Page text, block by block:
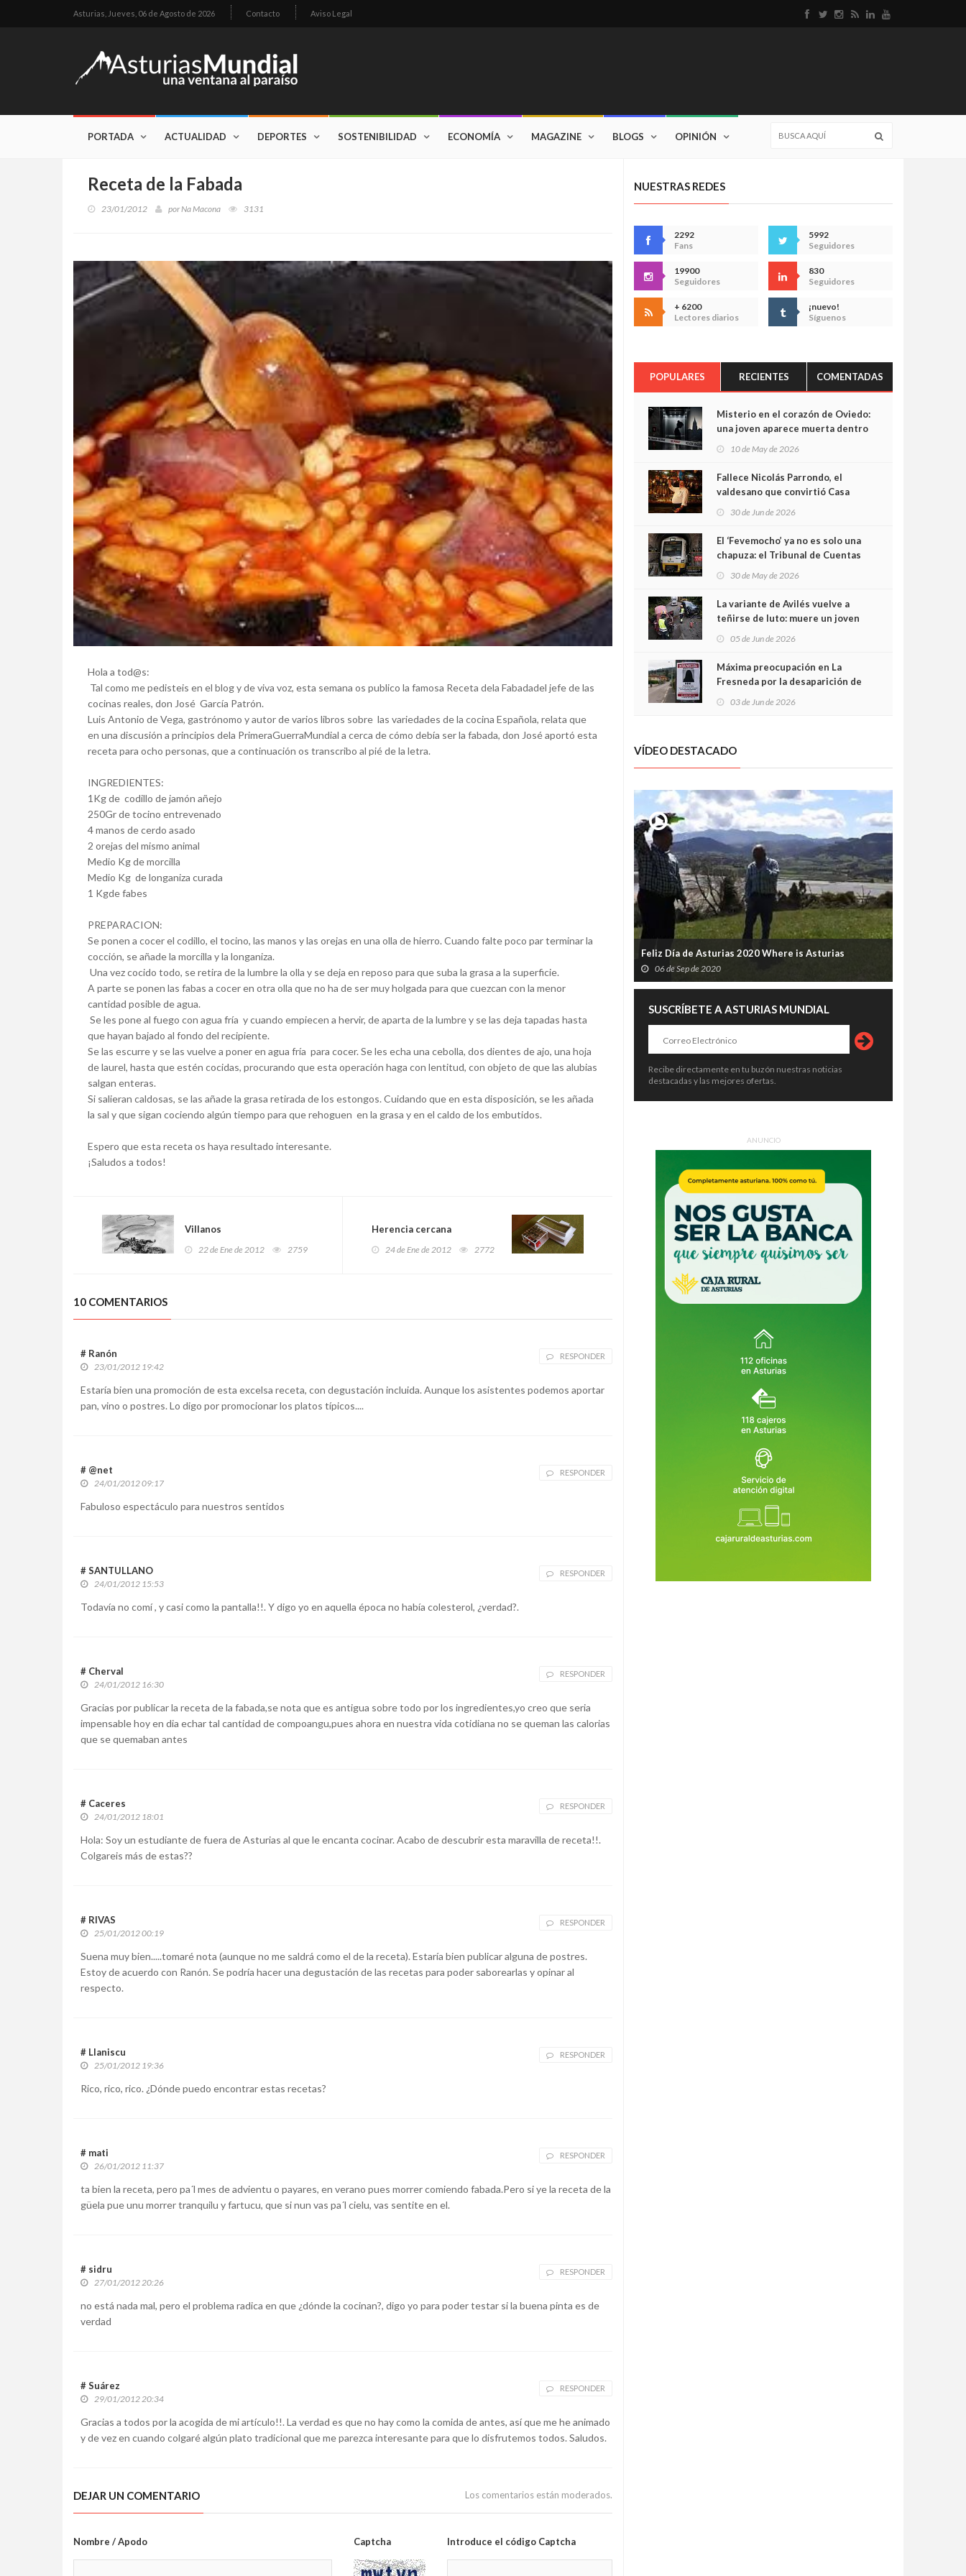
Asturias, Jueves, 06 de Agosto de 2026 Contacto Aviso Legal
PORTADA ACTUALIDAD DEPORTES SOSTENIBILIDAD ECONOMÍA MAGAZINE BLOGS OPINIÓN
Receta de la Fabada
23/01/2012 porNa Macona 3131
Hola a tod@s:
Tal como me pedisteis en el blog y de viva voz, esta semana os publico la famosa Receta dela Fabadadel jefe de las
cocinas reales, don José García Patrón.
Luis Antonio de Vega, gastrónomo y autor de varios libros sobre las variedades de la cocina Española, relata que
en una discusión a principios dela PrimeraGuerraMundial a cerca de cómo debía ser la fabada, don José aportó esta
receta para ocho personas, que a continuación os transcribo al pié de la letra.
INGREDIENTES:
1Kg de codillo de jamón añejo
250Gr de tocino entrevenado
4 manos de cerdo asado
2 orejas del mismo animal
Medio Kg de morcilla
Medio Kg de longaniza curada
1 Kgde fabes
PREPARACION:
Se ponen a cocer el codillo, el tocino, las manos y las orejas en una olla de hierro. Cuando falte poco par terminar la
cocción, se añade la morcilla y la longaniza.
Una vez cocido todo, se retira de la lumbre la olla y se deja en reposo para que suba la grasa a la superficie.
A parte se ponen las fabas a cocer en otra olla que no ha de ser muy holgada para que cuezcan con la menor
cantidad posible de agua.
Se les pone al fuego con agua fría y cuando empiecen a hervir, de aparta de la lumbre y se las deja tapadas hasta
que hayan bajado al fondo del recipiente.
Se las escurre y se las vuelve a poner en agua fría para cocer. Se les echa una cebolla, dos dientes de ajo, una hoja
de laurel, hasta que estén cocidas, procurando que esta operación haga con lentitud, con objeto de que las alubias
salgan enteras.
Si salieran caldosas, se las añade la grasa retirada de los estongos. Cuidando que en esta disposición, se les añada
la sal y que sigan cociendo algún tiempo para que rehoguen en la grasa y en el caldo de los embutidos.
Espero que esta receta os haya resultado interesante.
¡Saludos a todos!
Villanos
22 de Ene de 2012 2759
Herencia cercana
24 de Ene de 2012 2772
10 COMENTARIOS
# Ranón RESPONDER
23/01/2012 19:42
Estaría bien una promoción de esta excelsa receta, con degustación incluida. Aunque los asistentes podemos aportar
pan, vino o postres. Lo digo por promocionar los platos típicos....
# @net RESPONDER
24/01/2012 09:17
Fabuloso espectáculo para nuestros sentidos
# SANTULLANO RESPONDER
24/01/2012 15:53
Todavía no comí , y casi como la pantalla!!. Y digo yo en aquella época no había colesterol, ¿verdad?.
# Cherval RESPONDER
24/01/2012 16:30
Gracias por publicar la receta de la fabada,se nota que es antigua sobre todo por los ingredientes,yo creo que seria
impensable hoy en dia echar tal cantidad de compoangu,pues ahora en nuestra vida cotidiana no se queman las calorias
que se quemaban antes
# Caceres RESPONDER
24/01/2012 18:01
Hola: Soy un estudiante de fuera de Asturias al que le encanta cocinar. Acabo de descubrir esta maravilla de receta!!.
Colgareis más de estas??
# RIVAS RESPONDER
25/01/2012 00:19
Suena muy bien.....tomaré nota (aunque no me saldrá como el de la receta). Estaría bien publicar alguna de postres.
Estoy de acuerdo con Ranón. Se podría hacer una degustación de las recetas para poder saborearlas y opinar al
respecto.
# Llaniscu RESPONDER
25/01/2012 19:36
Rico, rico, rico. ¿Dónde puedo encontrar estas recetas?
# mati RESPONDER
26/01/2012 11:37
ta bien la receta, pero pa´l mes de advientu o payares, en verano pues morrer comiendo fabada.Pero si ye la receta de la
güela pue unu morrer tranquilu y fartucu, que si nun vas pa´l cielu, vas sentite en el.
# sidru RESPONDER
27/01/2012 20:26
no está nada mal, pero el problema radica en que ¿dónde la cocinan?, digo yo para poder testar si la buena pinta es de
verdad
# Suárez RESPONDER
29/01/2012 20:34
Gracias a todos por la acogida de mi artículo!!. La verdad es que no hay como la comida de antes, así que me he animado
y de vez en cuando colgaré algún plato tradicional que me parezca interesante para que lo disfrutemos todos. Saludos.
DEJAR UN COMENTARIO Los comentarios están moderados.
Nombre / Apodo Captcha Introduce el código Captcha
NUESTRAS REDES
2292
Fans
5992
Seguidores
19900
Seguidores
830
Seguidores
+ 6200
Lectores diarios
¡nuevo!
Síguenos
POPULARES RECIENTES COMENTADAS
Misterio en el corazón de Oviedo:
una joven aparece muerta dentro
cámaras captan sus últimos
minutos
10 de May de 2026
Fallece Nicolás Parrondo, el
valdesano que convirtió Casa
30 de Jun de 2026
El ‘Fevemocho’ ya no es solo una
chapuza: el Tribunal de Cuentas
sobrecoste de los trenes que no
cabían por los túneles
30 de May de 2026
La variante de Avilés vuelve a
teñirse de luto: muere un joven
05 de Jun de 2026
Máxima preocupación en La
Fresneda por la desaparición de
03 de Jun de 2026
VÍDEO DESTACADO
Feliz Día de Asturias 2020 Where is Asturias
06 de Sep de 2020
SUSCRÍBETE A ASTURIAS MUNDIAL
Recibe directamente en tu buzón nuestras noticias
destacadas y las mejores ofertas.
ANUNCIO